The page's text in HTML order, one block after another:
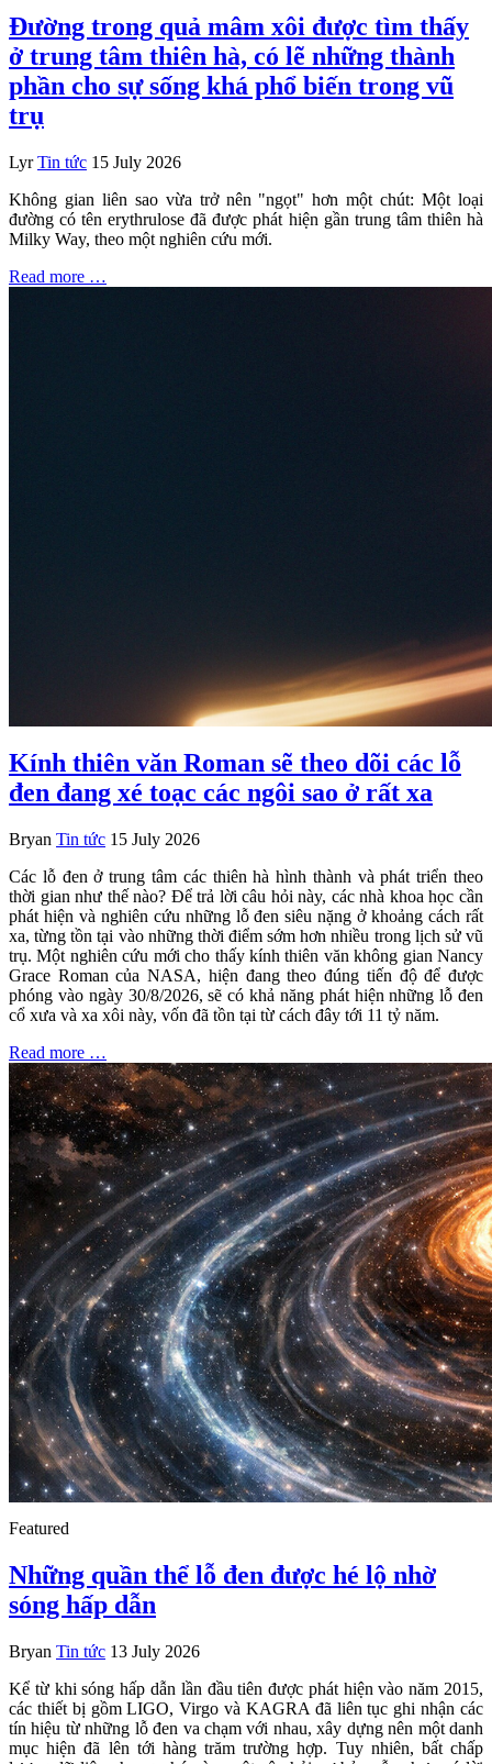
Đường trong quả mâm xôi được tìm thấy
ở trung tâm thiên hà, có lẽ những thành
phần cho sự sống khá phổ biến trong vũ
trụ
Lyr Tin tức 15 July 2026
Không gian liên sao vừa trở nên "ngọt" hơn một chút: Một loại
đường có tên erythrulose đã được phát hiện gần trung tâm thiên hà
Milky Way, theo một nghiên cứu mới.
Read more …
Kính thiên văn Roman sẽ theo dõi các lỗ
đen đang xé toạc các ngôi sao ở rất xa
Bryan Tin tức 15 July 2026
Các lỗ đen ở trung tâm các thiên hà hình thành và phát triển theo
thời gian như thế nào? Để trả lời câu hỏi này, các nhà khoa học cần
phát hiện và nghiên cứu những lỗ đen siêu nặng ở khoảng cách rất
xa, từng tồn tại vào những thời điểm sớm hơn nhiều trong lịch sử vũ
trụ. Một nghiên cứu mới cho thấy kính thiên văn không gian Nancy
Grace Roman của NASA, hiện đang theo đúng tiến độ để được
phóng vào ngày 30/8/2026, sẽ có khả năng phát hiện những lỗ đen
cổ xưa và xa xôi này, vốn đã tồn tại từ cách đây tới 11 tỷ năm.
Read more …
Featured
Những quần thể lỗ đen được hé lộ nhờ
sóng hấp dẫn
Bryan Tin tức 13 July 2026
Kể từ khi sóng hấp dẫn lần đầu tiên được phát hiện vào năm 2015,
các thiết bị gồm LIGO, Virgo và KAGRA đã liên tục ghi nhận các
tín hiệu từ những lỗ đen va chạm với nhau, xây dựng nên một danh
mục hiện đã lên tới hàng trăm trường hợp. Tuy nhiên, bất chấp